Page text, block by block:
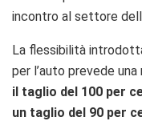
incontro al settore
La flessibilità
per l’auto prevede
il taglio del 100 per
un taglio del 90 per